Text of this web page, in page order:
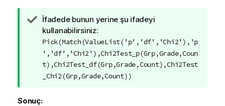
İ
p
u
c
u
İfadede bunun yerine şu ifadeyi
kullanabilirsiniz:
Pick(Match(ValueList('p','df','Chi2'),'p
','df','Chi2'),Chi2Test_p(Grp,Grade,Coun
t),Chi2Test_df(Grp,Grade,Count),Chi2Test
_Chi2(Grp,Grade,Count))
Sonuç: